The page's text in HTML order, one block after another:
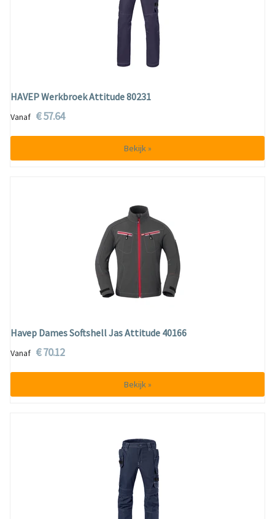
HAVEP Werkbroek Attitude 80231
Vanaf € 57.64
Bekijk »
Havep Dames Softshell Jas Attitude 40166
Vanaf € 70.12
Bekijk »